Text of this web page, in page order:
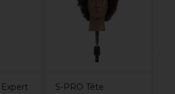
S-PRO Tête